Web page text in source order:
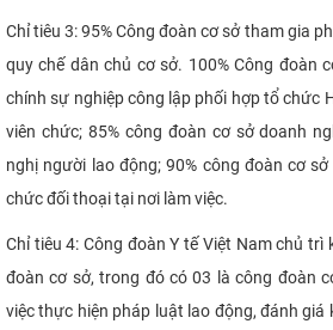
Chỉ tiêu 3: 95% Công đoàn cơ sở tham gia
quy chế dân chủ cơ sở. 100% Công đoàn
chính sự nghiệp công lập phối hợp tổ chức
viên chức; 85% công đoàn cơ sở doanh
nghị người lao động; 90% công đoàn cơ
chức đối thoại tại nơi làm việc.
Chỉ tiêu 4: Công đoàn Y tế Việt Nam chủ trì
đoàn cơ sở, trong đó có 03 là công đoàn
việc thực hiện pháp luật lao động, đánh